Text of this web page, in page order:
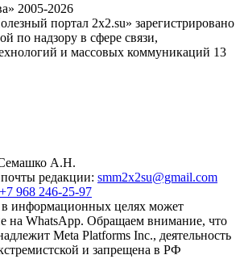
2005-2026
портал 2x2.su» зарегистрировано
по надзору в сфере связи,
и массовых коммуникаций 13
А.Н.
редакции: smm2x2su@gmail.com
+7 968 246-25-97
в информационных целях может
на WhatsApp. Обращаем внимание, что
Meta Platforms Inc., деятельность
и запрещена в РФ